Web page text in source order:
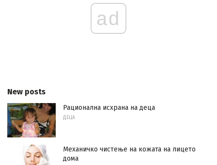
ad
New posts
Рационална исхрана на деца
ДЕЦА
Механичко чистење на кожата на лицето
дома